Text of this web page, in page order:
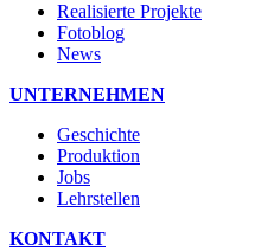
Realisierte Projekte
Fotoblog
News
UNTERNEHMEN
Geschichte
Produktion
Jobs
Lehrstellen
KONTAKT